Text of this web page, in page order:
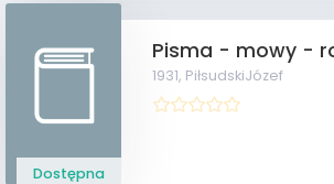
Dostępna
1931, PiłsudskiJózef